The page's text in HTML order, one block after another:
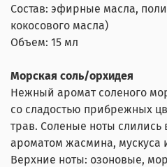
Состав: эфирные масла,
кокосового масла)
Объем: 15 мл
Морская соль/орхидея
Нежный аромат соленого
со сладостью прибрежных
трав. Соленые ноты
ароматом жасмина, мускуса
Верхние ноты: озоновые,